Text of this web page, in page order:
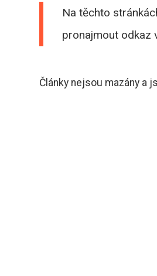
Na těchto
pronajmout odkaz
Články nejsou mazány a